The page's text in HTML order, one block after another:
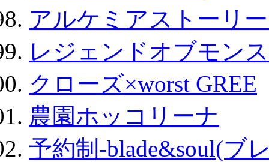
アルケミアストーリ
レジェンドオブモン
クローズ×worst GREE
農園ホッコリーナ
予約制-blade&soul(ブ